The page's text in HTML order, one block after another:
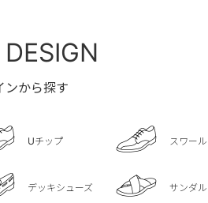
ンから探す
Uチップ スワー
デッキシューズ サンダル